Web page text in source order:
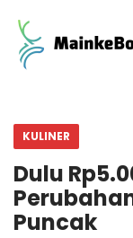
KULINER
Dulu
Puncak